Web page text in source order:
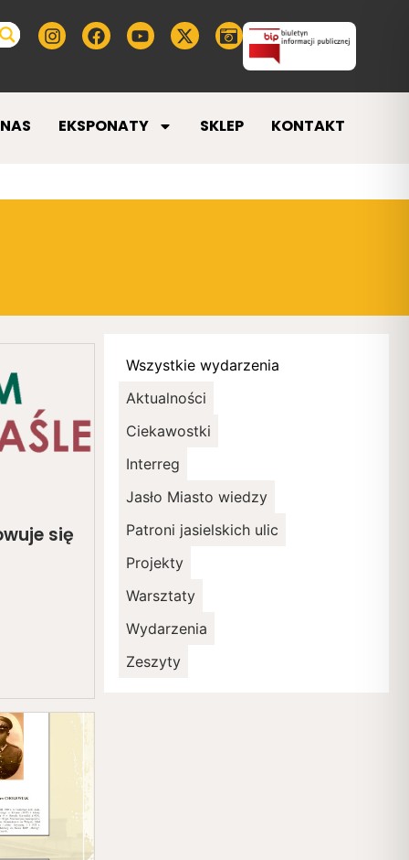
EKSPONATY SKLEP KONTAKT
się
Aktualności
Ciekawostki
Interreg
Jasło Miasto wiedzy
Patroni jasielskich ulic
Projekty
Warsztaty
Wydarzenia
Zeszyty
Wszystkie wydarzenia